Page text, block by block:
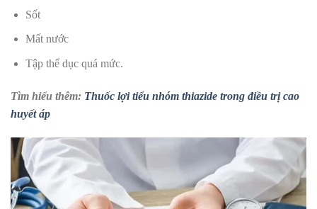
Sốt
Mất nước
Tập thể dục quá mức.
Tìm hiểu thêm: Thuốc lợi tiểu nhóm thiazide trong điều trị cao
huyết áp